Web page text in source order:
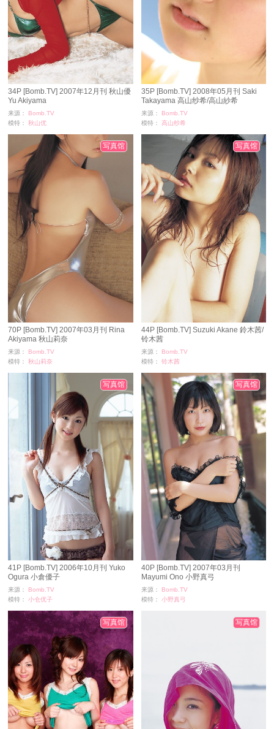
34P [Bomb.TV] 2007年12月刊 秋山優
Yu Akiyama
来源：
Bomb.TV
模特：
秋山优
浏览：393
11-24
35P [Bomb.TV] 2008年05月刊 Saki
Takayama 高山纱希/高山紗希
来源：
Bomb.TV
模特：
高山纱希
浏览：755
70P [Bomb.TV] 2007年03月刊 Rina
Akiyama 秋山莉奈
来源：
Bomb.TV
模特：
秋山莉奈
写真馆
44P [Bomb.TV] Suzuki Akane 鈴木茜/
铃木茜
来源：
Bomb.TV
模特：
铃木茜
时间：
11-24
写真馆
41P [Bomb.TV] 2006年10月刊 Yuko
Ogura 小倉優子
来源：
Bomb.TV
模特：
小仓优子
时间：11-24
写真馆
40P [Bomb.TV] 2007年03月刊
Mayumi Ono 小野真弓
来源：
Bomb.TV
模特：
小野真弓
写真馆
写真馆 写真馆